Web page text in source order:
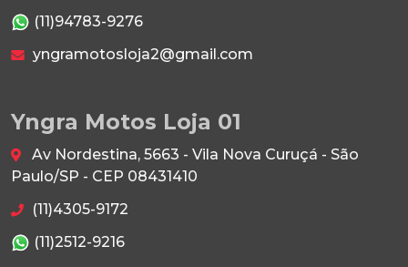
(11)94783-9276
yngramotosloja2@gmail.com
Yngra Motos Loja 01
Av Nordestina, 5663 - Vila Nova Curuçá - São
Paulo/SP - CEP 08431410
(11)4305-9172
(11)2512-9216